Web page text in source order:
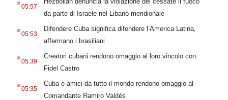
05:57
da parte di Israele nel Libano meridionale
.05:53
Difendere Cuba significa difendere l’America Latina,
affermano i brasiliani
.05:39
Creatori cubani rendono omaggio al loro vincolo con
Fidel Castro
.05:35
Cuba e amici da tutto il mondo rendono omaggio al
Comandante Ramiro Valdés